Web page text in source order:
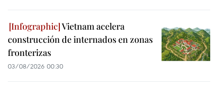
Vietnam acelera
construcción de internados en zonas
fronterizas
03/08/2026 00:30